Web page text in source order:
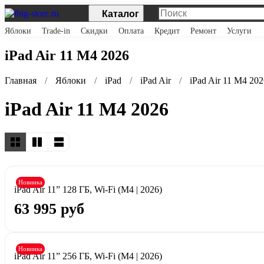
Каталог
Яблоки Trade-in Скидки Оплата Кредит Ремонт Услуги
iPad Air 11 M4 2026
Главная Яблоки iPad iPad Air iPad Air 11 M4
iPad Air 11 M4 2026
Новинка
iPad Air 11” 128 ГБ, Wi-Fi (M4 | 2026)
63 995 руб
Новинка
iPad Air 11” 256 ГБ, Wi-Fi (M4 | 2026)